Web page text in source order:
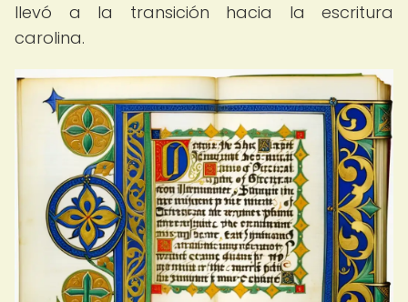
llevó a la transición hacia la escritura
carolina.